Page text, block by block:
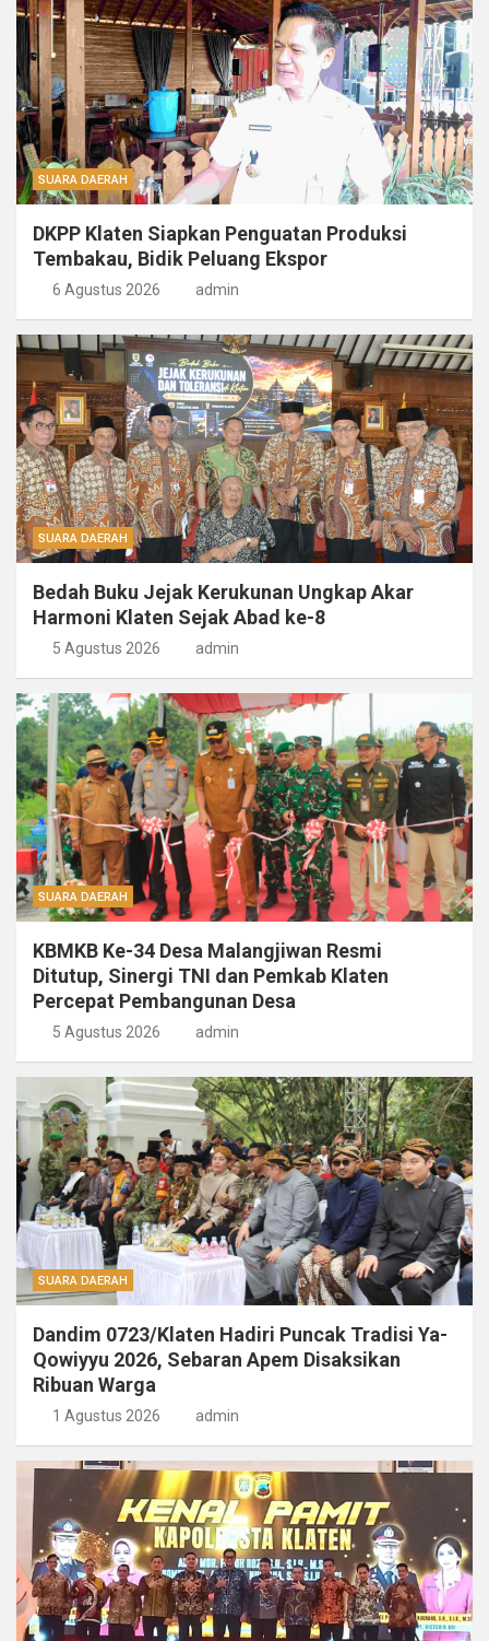
SUARA DAERAH
DKPP Klaten Siapkan Penguatan Produksi
Tembakau, Bidik Peluang Ekspor
6 Agustus 2026 admin
SUARA DAERAH
Bedah Buku Jejak Kerukunan Ungkap Akar
Harmoni Klaten Sejak Abad ke-8
5 Agustus 2026 admin
SUARA DAERAH
KBMKB Ke-34 Desa Malangjiwan Resmi
Ditutup, Sinergi TNI dan Pemkab Klaten
Percepat Pembangunan Desa
5 Agustus 2026 admin
SUARA DAERAH
Dandim 0723/Klaten Hadiri Puncak Tradisi Ya-
Qowiyyu 2026, Sebaran Apem Disaksikan
Ribuan Warga
1 Agustus 2026 admin